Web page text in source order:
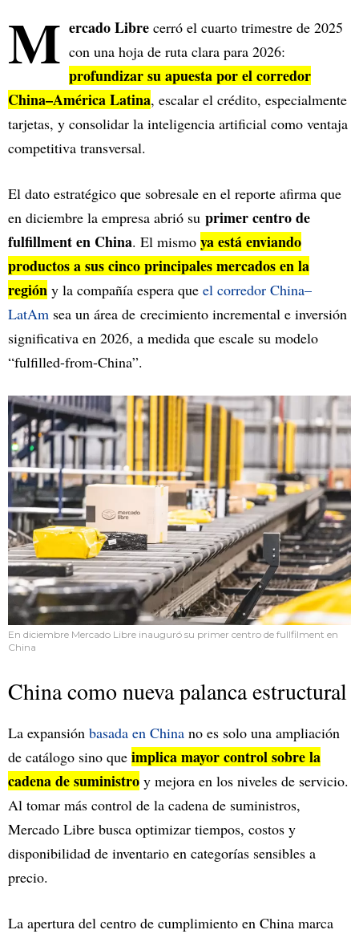
M ercado Libre cerró el cuarto trimestre de 2025
con una hoja de ruta clara para 2026:
profundizar su apuesta por el corredor
China–América Latina, escalar el crédito, especialmente
tarjetas, y consolidar la inteligencia artificial como ventaja
competitiva transversal.
El dato estratégico que sobresale en el reporte afirma que
en diciembre la empresa abrió su primer centro de
fulfillment en China. El mismo ya está enviando
productos a sus cinco principales mercados en la
región y la compañía espera que el corredor China–
LatAm sea un área de crecimiento incremental e inversión
significativa en 2026, a medida que escale su modelo
“fulfilled-from-China”.
En diciembre Mercado Libre inauguró su primer centro de fullfilment en
China
China como nueva palanca estructural
La expansión basada en China no es solo una ampliación
de catálogo sino que implica mayor control sobre la
cadena de suministro y mejora en los niveles de servicio.
Al tomar más control de la cadena de suministros,
Mercado Libre busca optimizar tiempos, costos y
disponibilidad de inventario en categorías sensibles a
precio.
La apertura del centro de cumplimiento en China marca